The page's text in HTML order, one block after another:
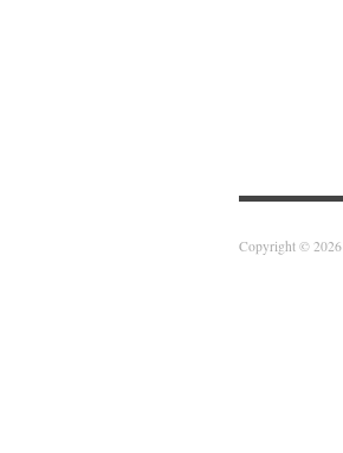
Copyright © 2026